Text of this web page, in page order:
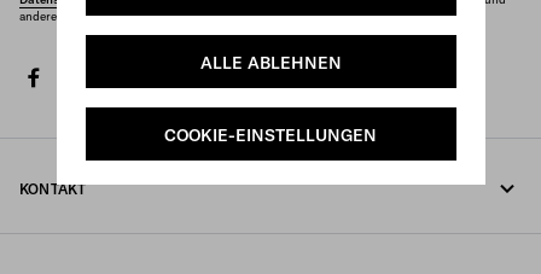
ALLE ABLEHNEN
COOKIE-EINSTELLUNGEN
andere Marketingmitteilungen, die darin beschrieben sind, erhalten möchten.
instagram
youtube
spotifydiscordtiktok
KONTAKT